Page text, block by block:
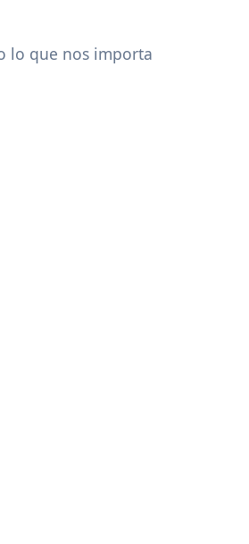
lo que nos importa